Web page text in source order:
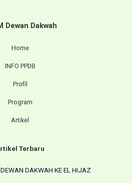
Dewan Dakwah
Home
INFO PPDB
Profil
Program
Artikel
Terbaru
DAKWAH KE EL HIJAZ